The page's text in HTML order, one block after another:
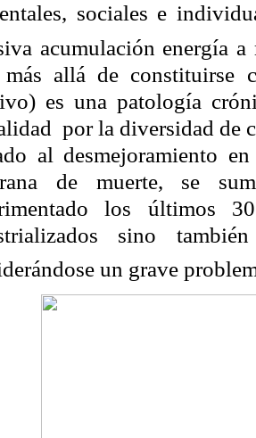
sociales e
acumulación energía a
allá de constituirse
es una patología
por la diversidad de
al desmejoramiento
de muerte, se
los últimos
sino
un grave